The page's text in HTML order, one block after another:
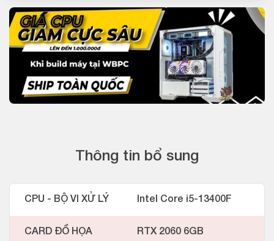
Thông tin bổ sung
CPU - BỘ VI XỬ LÝ Intel Core i5-13400F
CARD ĐỒ HỌA RTX 2060 6GB